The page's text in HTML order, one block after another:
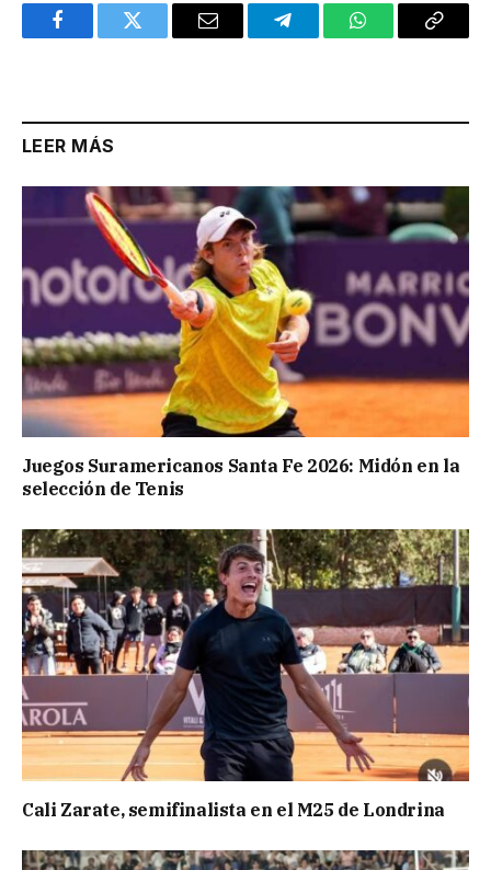
FacebookTwitter Email TelegramWhatsAppCopy
LEER MÁS
Juegos Suramericanos Santa Fe 2026: Midón en la
selección de Tenis
Cali Zarate, semifinalista en el M25 de Londrina